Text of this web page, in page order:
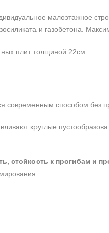
малоэтажное
и газобетона.
плит толщиной 22см.
современным способом без
круглые
стойкость к прогибам и